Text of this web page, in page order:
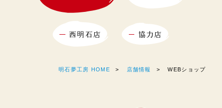
西明石店 協力店
明石夢工房 HOME 店舗情報 WEBショップ